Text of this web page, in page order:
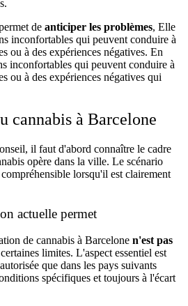
de anticiper les problèmes, Elle
inconfortables qui peuvent conduire à
ou à des expériences négatives. En
inconfortables qui peuvent conduire à
ou à des expériences négatives qui
cannabis à Barcelone
il faut d'abord connaître le cadre
opère dans la ville. Le scénario
lorsqu'il est clairement
actuelle permet
de cannabis à Barcelone n'est pas
limites. L'aspect essentiel est
que dans les pays suivants
spécifiques et toujours à l'écart